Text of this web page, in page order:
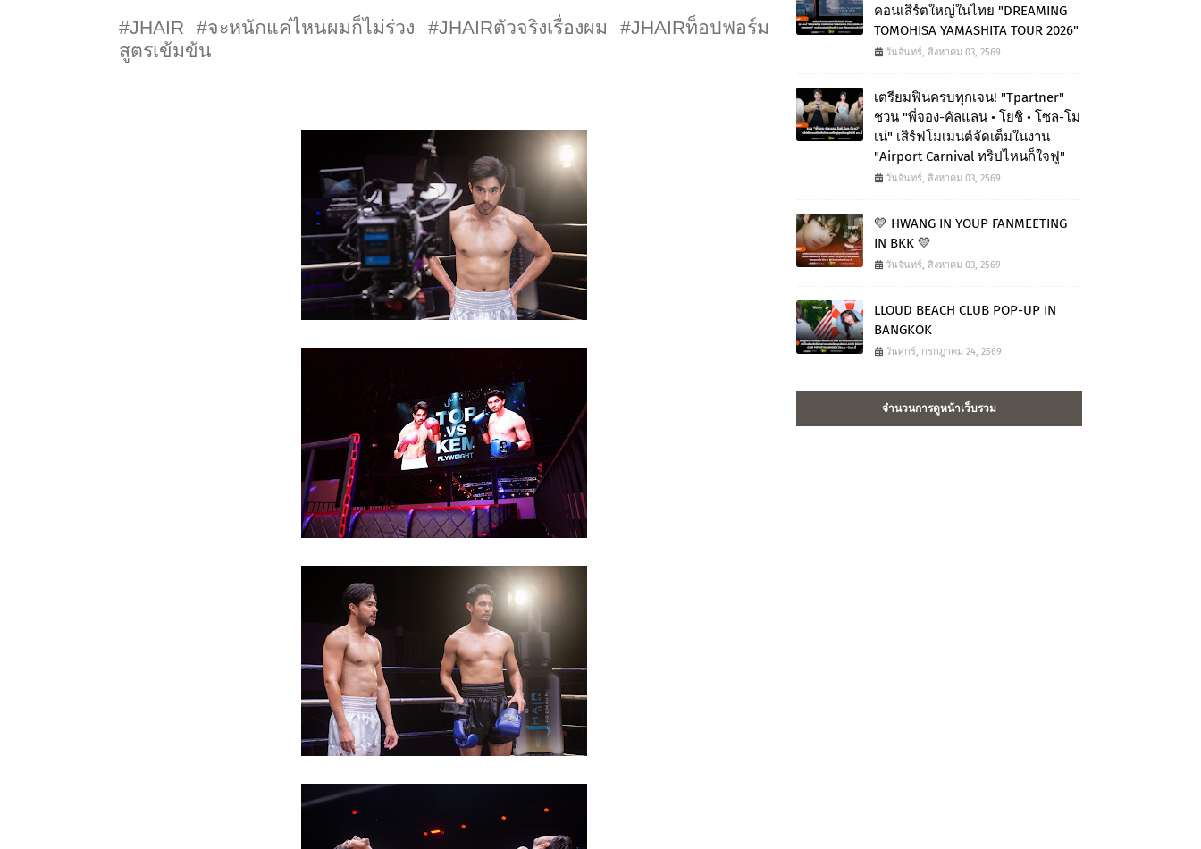
#JHAIR #จะหนักแค่ไหนผมก็ไม่ร่วง #JHAIRตัวจริงเรื่องผม#JHAIRท็อปฟอร์ม
สูตรเข้มข้น
คอนเสิร์ตใหญ่ในไทย "DREAMING
TOMOHISA YAMASHITA TOUR 2026"
วันจันทร์, สิงหาคม 03, 2569
เตรียมฟินครบทุกเจน! "Tpartner"
ชวน "พี่จอง-คัลแลน • โยชิ • โซล-โม
เน่" เสิร์ฟโมเมนต์จัดเต็มในงาน
"Airport Carnival ทริปไหนก็ใจฟู"
วันจันทร์, สิงหาคม 03, 2569
💛 HWANG IN YOUP FANMEETING
IN BKK 💛
วันจันทร์, สิงหาคม 03, 2569
LLOUD BEACH CLUB POP-UP IN
BANGKOK
วันศุกร์, กรกฎาคม 24, 2569
จำนวนการดูหน้าเว็บรวม